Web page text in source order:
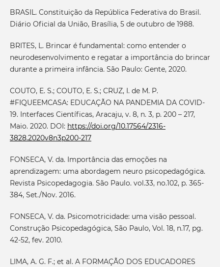
BRASIL. Constituição da República Federativa do Brasil.
Diário Oficial da União, Brasília, 5 de outubro de 1988.
BRITES, L. Brincar é fundamental: como entender o
neurodesenvolvimento e regatar a importância do brincar
durante a primeira infância. São Paulo: Gente, 2020.
COUTO, E. S.; COUTO, E. S.; CRUZ, I. de M. P.
#FIQUEEMCASA: EDUCAÇÃO NA PANDEMIA DA COVID-
19. Interfaces Científicas, Aracaju, v. 8, n. 3, p. 200 – 217,
Maio. 2020. DOI: https://doi.org/10.17564/2316-
3828.2020v8n3p200-217
FONSECA, V. da. Importância das emoções na
aprendizagem: uma abordagem neuro psicopedagógica.
Revista Psicopedagogia. São Paulo. vol.33, no.102, p. 365-
384, Set./Nov. 2016.
FONSECA, V. da. Psicomotricidade: uma visão pessoal.
Construção Psicopedagógica, São Paulo, Vol. 18, n.17, pg.
42-52, fev. 2010.
LIMA, A. G. F.; et al. A FORMAÇÃO DOS EDUCADORES